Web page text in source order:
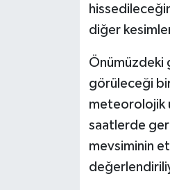
diğer
Önümüzdeki
görüleceği
meteorolojik
saatlerde
mevsiminin